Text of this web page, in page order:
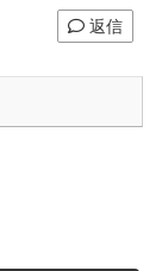
返信